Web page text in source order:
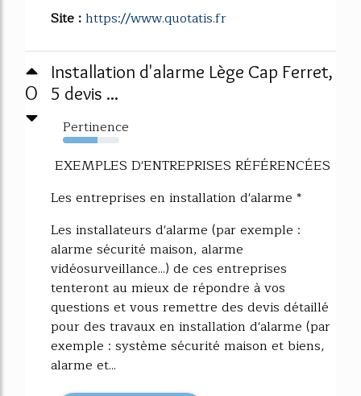
Site :https://www.quotatis.fr
0
Installation d'alarme Lège Cap Ferret,
5 devis ...
Pertinence
61%
EXEMPLES D'ENTREPRISES RÉFÉRENCÉES
Les entreprises en installation d'alarme *
Les installateurs d'alarme (par exemple :
alarme sécurité maison, alarme
vidéosurveillance...) de ces entreprises
tenteront au mieux de répondre à vos
questions et vous remettre des devis détaillé
pour des travaux en installation d'alarme (par
exemple : système sécurité maison et biens,
alarme et...